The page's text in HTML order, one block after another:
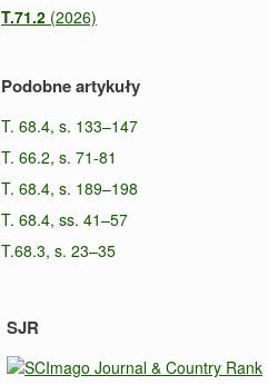
T.71.2 (2026)
Podobne artykuły
T. 68.4, s. 133–147
T. 66.2, s. 71-81
T. 68.4, s. 189–198
T. 68.4, ss. 41–57
T.68.3, s. 23–35
SJR